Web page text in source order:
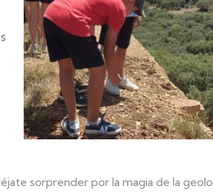
sorprender por la magia de la